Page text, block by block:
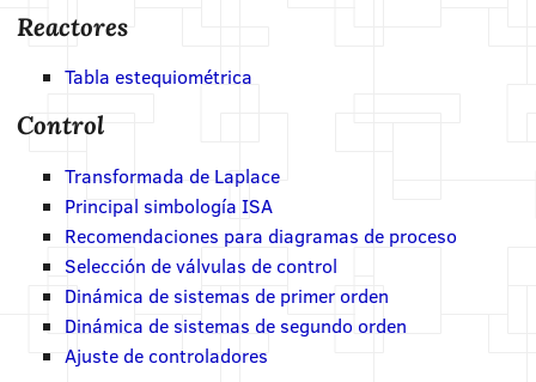
Reactores
Tabla estequiométrica
Control
Transformada de Laplace
Principal simbología ISA
Recomendaciones para diagramas de proceso
Selección de válvulas de control
Dinámica de sistemas de primer orden
Dinámica de sistemas de segundo orden
Ajuste de controladores